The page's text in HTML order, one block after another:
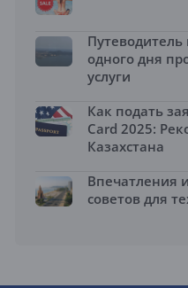
одного дня
услуги
Как подать
Card 2025:
Казахстана
Впечатления
советов для